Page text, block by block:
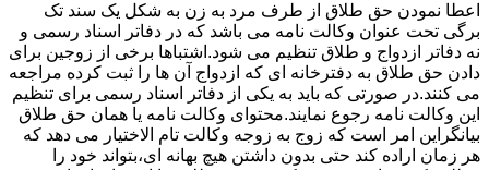
اعطا نمودن حق طلاق از طرف مرد به زن به شکل یک سند تک
برگی تحت عنوان وکالت نامه می باشد که در دفاتر اسناد رسمی و
نه دفاتر ازدواج و طلاق تنظیم می شود.اشتباها برخی از زوجین برای
دادن حق طلاق به دفترخانه ای که ازدواج آن ها را ثبت کرده مراجعه
می کنند.در صورتی که باید به یکی از دفاتر اسناد رسمی برای تنظیم
این وکالت نامه رجوع نمایند.محتوای وکالت نامه یا همان حق طلاق
بیانگراین امر است که زوج به زوجه وکالت تام الاختیار می دهد که
هر زمان اراده کند حتی بدون داشتن هیچ بهانه ای،بتواند خود را